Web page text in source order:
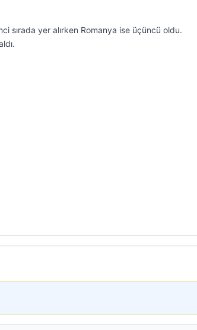
sırada yer alırken Romanya ise üçüncü oldu.